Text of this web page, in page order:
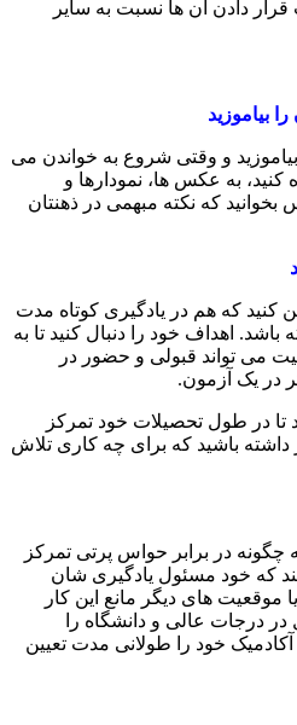
قرار دادن آن ها نسبت به سایر
بیاموزید
و وقتی شروع به خواندن می
کنید، به عکس ها، نمودارها و
که نکته مبهمی در ذهنتان
کنید که هم در یادگیری کوتاه مدت
اهداف خود را دنبال کنید تا به
می تواند قبولی و حضور در
در یک آزمون.
تا در طول تحصیلات خود تمرکز
باشید که برای چه کاری تلاش
در برابر حواس پرتی تمرکز
که خود مسئول یادگیری شان
موقعیت های دیگر مانع این کار
درجات عالی و دانشگاه را
خود را طولانی مدت تعیین